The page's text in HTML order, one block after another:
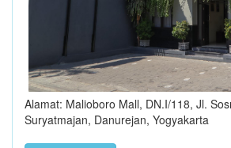
Alamat: Malioboro Mall, DN.I/118, Jl.
Suryatmajan, Danurejan, Yogyakarta